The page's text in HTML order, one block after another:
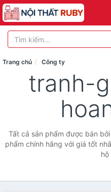
Trang chủ Công ty
tranh-
Tất cả sản phẩm được bán
phẩm chính hãng với giá tốt
hộ